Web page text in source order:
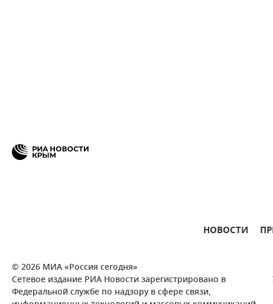
НОВОСТИ
© 2026 МИА «Россия сегодня»
Сетевое издание РИА Новости зарегистрировано в
Федеральной службе по надзору в сфере связи,